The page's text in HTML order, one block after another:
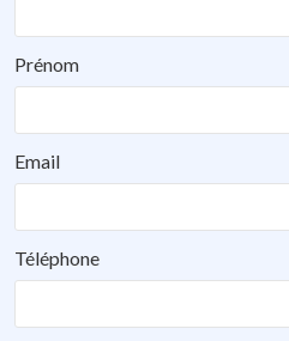
Prénom
Email
Téléphone